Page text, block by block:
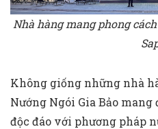
Nhà hàng mang phong
Không giống những nhà
Nướng Ngói Gia Bảo
độc đáo với phương pháp